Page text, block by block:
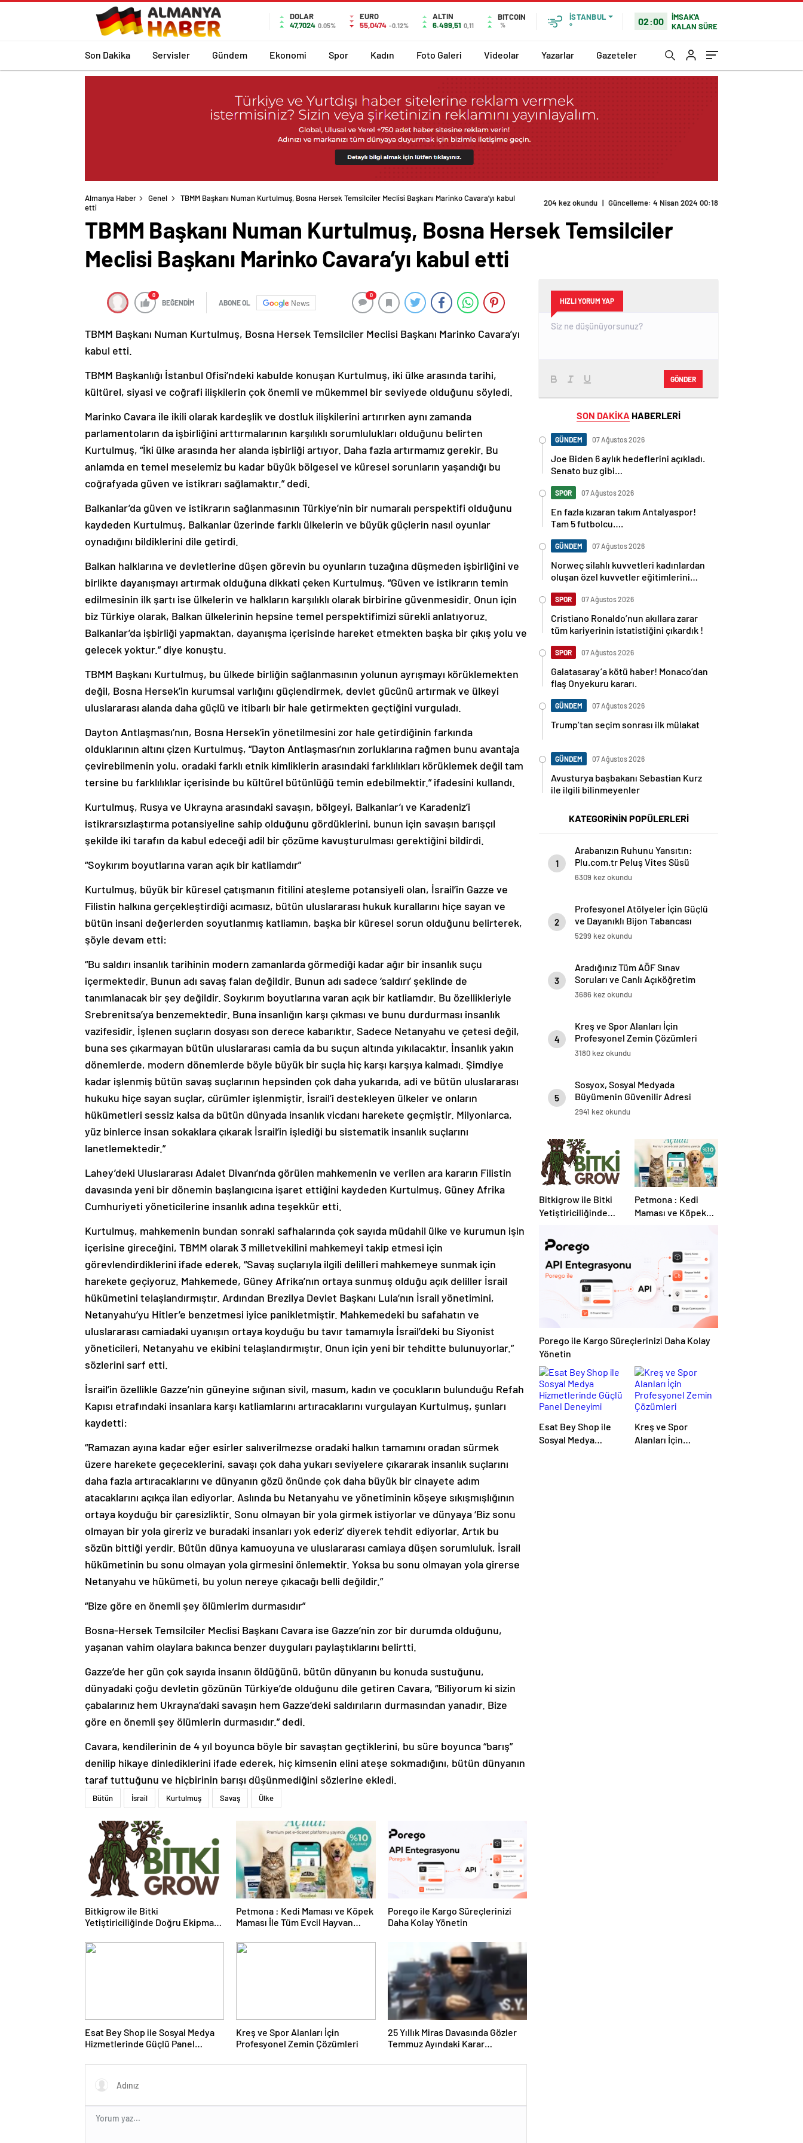
DOLAR
47,7024 0.05%
EURO
55,0474 -0.12%
ALTIN
6.499,51 0,11
BITCOIN
%
İSTANBUL
°
02:00
İMSAK'A
KALAN SÜRE
Son Dakika Servisler Gündem Ekonomi Spor Kadın Foto Galeri Videolar Yazarlar Gazeteler
Almanya Haber Genel
TBMM Başkanı Numan Kurtulmuş, Bosna Hersek Temsilciler Meclisi Başkanı Marinko Cavara’yı kabul
etti
204 kez okundu | Güncelleme: 4 Nisan 2024 00:18
TBMM Başkanı Numan Kurtulmuş, Bosna Hersek Temsilciler
Meclisi Başkanı Marinko Cavara’yı kabul etti
0
BEĞENDİM ABONE OL News
0
TBMM Başkanı Numan Kurtulmuş, Bosna Hersek Temsilciler Meclisi Başkanı Marinko Cavara’yı
kabul etti.
TBMM Başkanlığı İstanbul Ofisi’ndeki kabulde konuşan Kurtulmuş, iki ülke arasında tarihi,
kültürel, siyasi ve coğrafi ilişkilerin çok önemli ve mükemmel bir seviyede olduğunu söyledi.
Marinko Cavara ile ikili olarak kardeşlik ve dostluk ilişkilerini artırırken aynı zamanda
parlamentoların da işbirliğini arttırmalarının karşılıklı sorumlulukları olduğunu belirten
Kurtulmuş, “İki ülke arasında her alanda işbirliği artıyor. Daha fazla artırmamız gerekir. Bu
anlamda en temel meselemiz bu kadar büyük bölgesel ve küresel sorunların yaşandığı bu
coğrafyada güven ve istikrarı sağlamaktır.” dedi.
Balkanlar’da güven ve istikrarın sağlanmasının Türkiye’nin bir numaralı perspektifi olduğunu
kaydeden Kurtulmuş, Balkanlar üzerinde farklı ülkelerin ve büyük güçlerin nasıl oyunlar
oynadığını bildiklerini dile getirdi.
Balkan halklarına ve devletlerine düşen görevin bu oyunların tuzağına düşmeden işbirliğini ve
birlikte dayanışmayı artırmak olduğuna dikkati çeken Kurtulmuş, “Güven ve istikrarın temin
edilmesinin ilk şartı ise ülkelerin ve halkların karşılıklı olarak birbirine güvenmesidir. Onun için
biz Türkiye olarak, Balkan ülkelerinin hepsine temel perspektifimizi sürekli anlatıyoruz.
Balkanlar’da işbirliği yapmaktan, dayanışma içerisinde hareket etmekten başka bir çıkış yolu ve
gelecek yoktur.” diye konuştu.
TBMM Başkanı Kurtulmuş, bu ülkede birliğin sağlanmasının yolunun ayrışmayı körüklemekten
değil, Bosna Hersek’in kurumsal varlığını güçlendirmek, devlet gücünü artırmak ve ülkeyi
uluslararası alanda daha güçlü ve itibarlı bir hale getirmekten geçtiğini vurguladı.
Dayton Antlaşması’nın, Bosna Hersek’in yönetilmesini zor hale getirdiğinin farkında
olduklarının altını çizen Kurtulmuş, “Dayton Antlaşması’nın zorluklarına rağmen bunu avantaja
çevirebilmenin yolu, oradaki farklı etnik kimliklerin arasındaki farklılıkları körüklemek değil tam
tersine bu farklılıklar içerisinde bu kültürel bütünlüğü temin edebilmektir.” ifadesini kullandı.
Kurtulmuş, Rusya ve Ukrayna arasındaki savaşın, bölgeyi, Balkanlar’ı ve Karadeniz’i
istikrarsızlaştırma potansiyeline sahip olduğunu gördüklerini, bunun için savaşın barışçıl
şekilde iki tarafın da kabul edeceği adil bir çözüme kavuşturulması gerektiğini bildirdi.
“Soykırım boyutlarına varan açık bir katliamdır”
Kurtulmuş, büyük bir küresel çatışmanın fitilini ateşleme potansiyeli olan, İsrail’in Gazze ve
Filistin halkına gerçekleştirdiği acımasız, bütün uluslararası hukuk kurallarını hiçe sayan ve
bütün insani değerlerden soyutlanmış katliamın, başka bir küresel sorun olduğunu belirterek,
şöyle devam etti:
“Bu saldırı insanlık tarihinin modern zamanlarda görmediği kadar ağır bir insanlık suçu
içermektedir. Bunun adı savaş falan değildir. Bunun adı sadece ‘saldırı’ şeklinde de
tanımlanacak bir şey değildir. Soykırım boyutlarına varan açık bir katliamdır. Bu özellikleriyle
Srebrenitsa’ya benzemektedir. Buna insanlığın karşı çıkması ve bunu durdurması insanlık
vazifesidir. İşlenen suçların dosyası son derece kabarıktır. Sadece Netanyahu ve çetesi değil,
buna ses çıkarmayan bütün uluslararası camia da bu suçun altında yıkılacaktır. İnsanlık yakın
dönemlerde, modern dönemlerde böyle büyük bir suçla hiç karşı karşıya kalmadı. Şimdiye
kadar işlenmiş bütün savaş suçlarının hepsinden çok daha yukarıda, adi ve bütün uluslararası
hukuku hiçe sayan suçlar, cürümler işlenmiştir. İsrail’i destekleyen ülkeler ve onların
hükümetleri sessiz kalsa da bütün dünyada insanlık vicdanı harekete geçmiştir. Milyonlarca,
yüz binlerce insan sokaklara çıkarak İsrail’in işlediği bu sistematik insanlık suçlarını
lanetlemektedir.”
Lahey’deki Uluslararası Adalet Divanı’nda görülen mahkemenin ve verilen ara kararın Filistin
davasında yeni bir dönemin başlangıcına işaret ettiğini kaydeden Kurtulmuş, Güney Afrika
Cumhuriyeti yöneticilerine insanlık adına teşekkür etti.
Kurtulmuş, mahkemenin bundan sonraki safhalarında çok sayıda müdahil ülke ve kurumun işin
içerisine gireceğini, TBMM olarak 3 milletvekilini mahkemeyi takip etmesi için
görevlendirdiklerini ifade ederek, “Savaş suçlarıyla ilgili delilleri mahkemeye sunmak için
harekete geçiyoruz. Mahkemede, Güney Afrika’nın ortaya sunmuş olduğu açık deliller İsrail
hükümetini telaşlandırmıştır. Ardından Brezilya Devlet Başkanı Lula’nın İsrail yönetimini,
Netanyahu’yu Hitler’e benzetmesi iyice panikletmiştir. Mahkemedeki bu safahatın ve
uluslararası camiadaki uyanışın ortaya koyduğu bu tavır tamamıyla İsrail’deki bu Siyonist
yöneticileri, Netanyahu ve ekibini telaşlandırmıştır. Onun için yeni bir tehditte bulunuyorlar.”
sözlerini sarf etti.
İsrail’in özellikle Gazze’nin güneyine sığınan sivil, masum, kadın ve çocukların bulunduğu Refah
Kapısı etrafındaki insanlara karşı katliamlarını artıracaklarını vurgulayan Kurtulmuş, şunları
kaydetti:
“Ramazan ayına kadar eğer esirler salıverilmezse oradaki halkın tamamını oradan sürmek
üzere harekete geçeceklerini, savaşı çok daha yukarı seviyelere çıkararak insanlık suçlarını
daha fazla artıracaklarını ve dünyanın gözü önünde çok daha büyük bir cinayete adım
atacaklarını açıkça ilan ediyorlar. Aslında bu Netanyahu ve yönetiminin köşeye sıkışmışlığının
ortaya koyduğu bir çaresizliktir. Sonu olmayan bir yola girmek istiyorlar ve dünyaya ‘Biz sonu
olmayan bir yola gireriz ve buradaki insanları yok ederiz’ diyerek tehdit ediyorlar. Artık bu
sözün bittiği yerdir. Bütün dünya kamuoyuna ve uluslararası camiaya düşen sorumluluk, İsrail
hükümetinin bu sonu olmayan yola girmesini önlemektir. Yoksa bu sonu olmayan yola girerse
Netanyahu ve hükümeti, bu yolun nereye çıkacağı belli değildir.”
“Bize göre en önemli şey ölümlerim durmasıdır”
Bosna-Hersek Temsilciler Meclisi Başkanı Cavara ise Gazze’nin zor bir durumda olduğunu,
yaşanan vahim olaylara bakınca benzer duyguları paylaştıklarını belirtti.
Gazze’de her gün çok sayıda insanın öldüğünü, bütün dünyanın bu konuda sustuğunu,
dünyadaki çoğu devletin gözünün Türkiye’de olduğunu dile getiren Cavara, “Biliyorum ki sizin
çabalarınız hem Ukrayna’daki savaşın hem Gazze’deki saldırıların durmasından yanadır. Bize
göre en önemli şey ölümlerin durmasıdır.” dedi.
Cavara, kendilerinin de 4 yıl boyunca böyle bir savaştan geçtiklerini, bu süre boyunca “barış”
denilip hikaye dinlediklerini ifade ederek, hiç kimsenin elini ateşe sokmadığını, bütün dünyanın
taraf tuttuğunu ve hiçbirinin barışı düşünmediğini sözlerine ekledi.
Bütün İsrail Kurtulmuş Savaş Ülke
Bitkigrow ile Bitki
Yetiştiriciliğinde Doğru Ekipman
Petmona : Kedi Maması ve Köpek
Maması İle Tüm Evcil Hayvan
Porego ile Kargo Süreçlerinizi
Daha Kolay Yönetin
Esat Bey Shop ile Sosyal Medya
Hizmetlerinde Güçlü Panel
Kreş ve Spor Alanları İçin
Profesyonel Zemin Çözümleri
25 Yıllık Miras Davasında Gözler
Temmuz Ayındaki Karar
HIZLI YORUM YAP
GÖNDER
SON DAKİKA HABERLERİ
GÜNDEM 07 Ağustos 2026
Joe Biden 6 aylık hedeflerini açıkladı.
Senato buz gibi…
SPOR 07 Ağustos 2026
En fazla kızaran takım Antalyaspor!
Tam 5 futbolcu….
GÜNDEM 07 Ağustos 2026
Norweç silahlı kuvvetleri kadınlardan
oluşan özel kuvvetler eğitimlerini
SPOR 07 Ağustos 2026
Cristiano Ronaldo’nun akıllara zarar
tüm kariyerinin istatistiğini çıkardık !
SPOR 07 Ağustos 2026
Galatasaray’a kötü haber! Monaco’dan
flaş Onyekuru kararı.
GÜNDEM 07 Ağustos 2026
Trump’tan seçim sonrası ilk mülakat
GÜNDEM 07 Ağustos 2026
Avusturya başbakanı Sebastian Kurz
ile ilgili bilinmeyenler
KATEGORİNİN POPÜLERLERİ
1
Arabanızın Ruhunu Yansıtın:
Plu.com.tr Peluş Vites Süsü
Modelleri
6309 kez okundu
2
Profesyonel Atölyeler İçin Güçlü
ve Dayanıklı Bijon Tabancası
Çözümleri
5299 kez okundu
3
Aradığınız Tüm AÖF Sınav
Soruları ve Canlı Açıköğretim
Forumu Burada
3686 kez okundu
4
Kreş ve Spor Alanları İçin
Profesyonel Zemin Çözümleri
3180 kez okundu
5
Sosyox, Sosyal Medyada
Büyümenin Güvenilir Adresi
Olarak Öne Çıkıyor
2941 kez okundu
Bitkigrow ile Bitki
Yetiştiriciliğinde
Ürün Seçimi
Petmona : Kedi
Maması ve Köpek
Porego ile Kargo Süreçlerinizi Daha Kolay
Yönetin
Esat Bey Shop ile
Sosyal Medya
Kreş ve Spor
Alanları İçin